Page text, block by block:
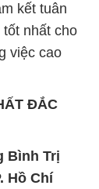
kết tuân
nhất cho
việc cao
ĐẮC
Bình Trị
Hồ Chí